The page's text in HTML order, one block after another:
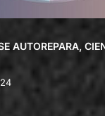
AUTOREPARA,